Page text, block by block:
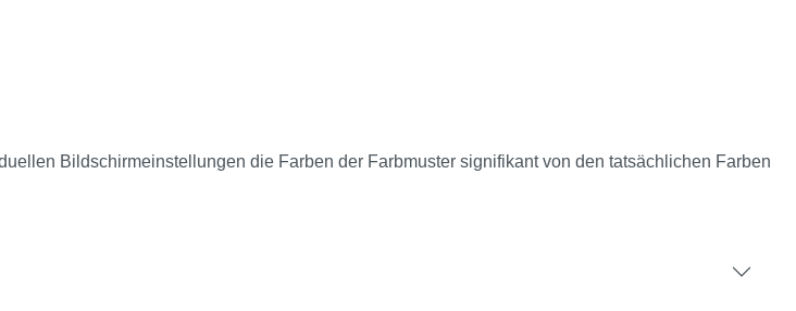
Bildschirmeinstellungen die Farben der Farbmuster signifikant von den tatsächlichen Farben